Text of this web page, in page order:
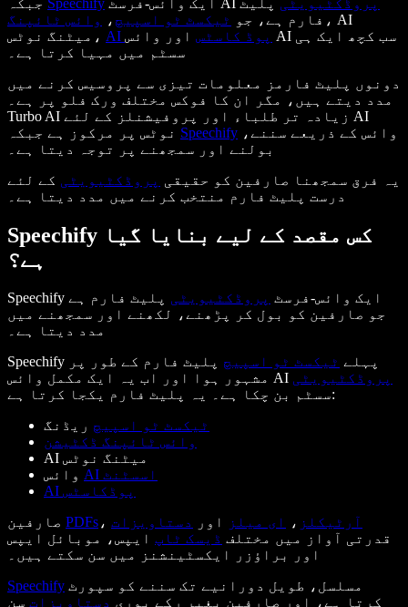
فارم ہے، جو ٹیکسٹ ٹو اسپیچ ، وائس ٹائپنگ
، AI
میٹنگ نوٹس،
AI پوڈ کاسٹس اور وائس AI سب کچھ ایک ہی
سسٹم میں مہیا کرتا ہے۔
دونوں پلیٹ فارمز معلومات تیزی سے پروسیس کرنے میں
مدد دیتے ہیں، مگر ان کا فوکس مختلف ورک فلو پر ہے۔
Turbo AI زیادہ تر طلباء اور پروفیشنلز کے لئے AI
Speechify
بولنے اور سمجھنے پر توجہ دیتا ہے۔
یہ فرق سمجھنا صارفین کو حقیقی پروڈکٹیویٹی کے لئے
درست پلیٹ فارم منتخب کرنے میں مدد دیتا ہے۔
Speechify کس مقصد کے لیے بنایا گیا
ہے؟
Speechify ایک وائس-فرسٹ پروڈکٹیویٹی پلیٹ فارم ہے
جو صارفین کو بول کر پڑھنے، لکھنے اور سمجھنے میں
مدد دیتا ہے۔
Speechify پہلے ٹیکسٹ ٹو اسپیچ پلیٹ فارم کے طور پر
مشہور ہوا اور اب یہ ایک مکمل وائس AI پروڈکٹیویٹی
سسٹم بن چکا ہے۔ یہ پلیٹ فارم یکجا کرتا ہے:
ٹیکسٹ ٹو اسپیچ ریڈنگ
وائس ٹائپنگ ڈکٹیشن
AI میٹنگ نوٹس
AI اسسٹنٹ
AI پوڈکاسٹس
PDFs ، آرٹیکلز ، ای میلز اور
دستاویزات
قدرتی آواز میں مختلف ڈیسک ٹاپ ایپس، موبائل ایپس
اور براؤزر ایکسٹینشنز میں سن سکتے ہیں۔
Speechify
کرتا ہے، اور صارفین بغیر رکے پوری دستاویزات سن